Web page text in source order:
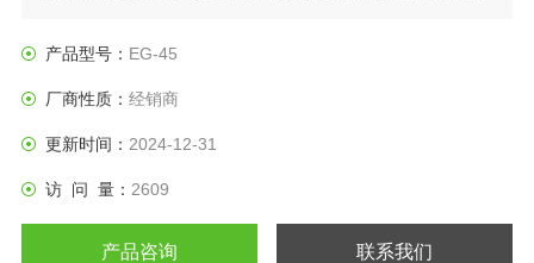
性、注射针 易于刺入细胞对细胞损伤 小、减少切面的毛刺等。
产品型号： EG-45
厂商性质： 经销商
更新时间： 2024-12-31
访 问 量： 2609
产品咨询 联系我们